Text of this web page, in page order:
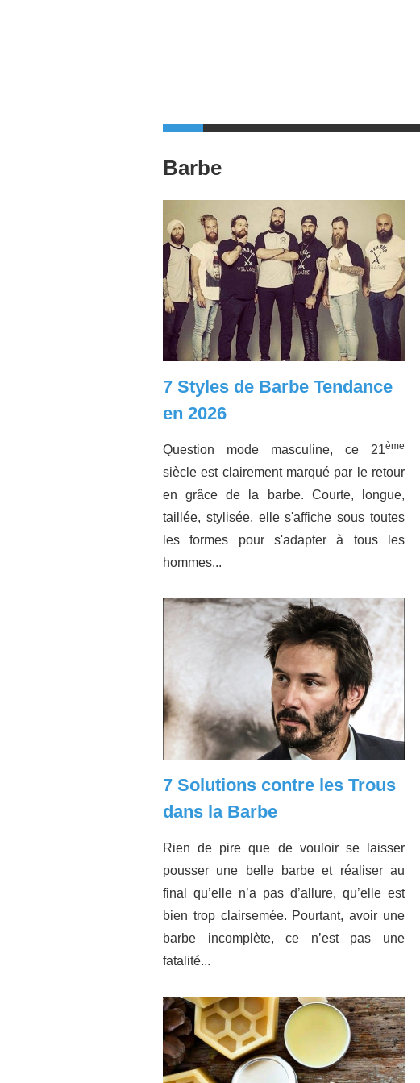
Barbe
7 Styles de Barbe Tendance
en 2026
Question mode masculine, ce 21ème
siècle est clairement marqué par le retour
en grâce de la barbe. Courte, longue,
taillée, stylisée, elle s'affiche sous toutes
les formes pour s'adapter à tous les
hommes...
7 Solutions contre les Trous
dans la Barbe
Rien de pire que de vouloir se laisser
pousser une belle barbe et réaliser au
final qu’elle n’a pas d’allure, qu’elle est
bien trop clairsemée. Pourtant, avoir une
barbe incomplète, ce n’est pas une
fatalité...